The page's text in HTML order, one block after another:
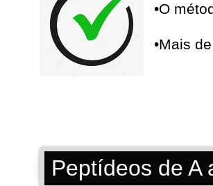
•O
•Mais
Peptídeos de A